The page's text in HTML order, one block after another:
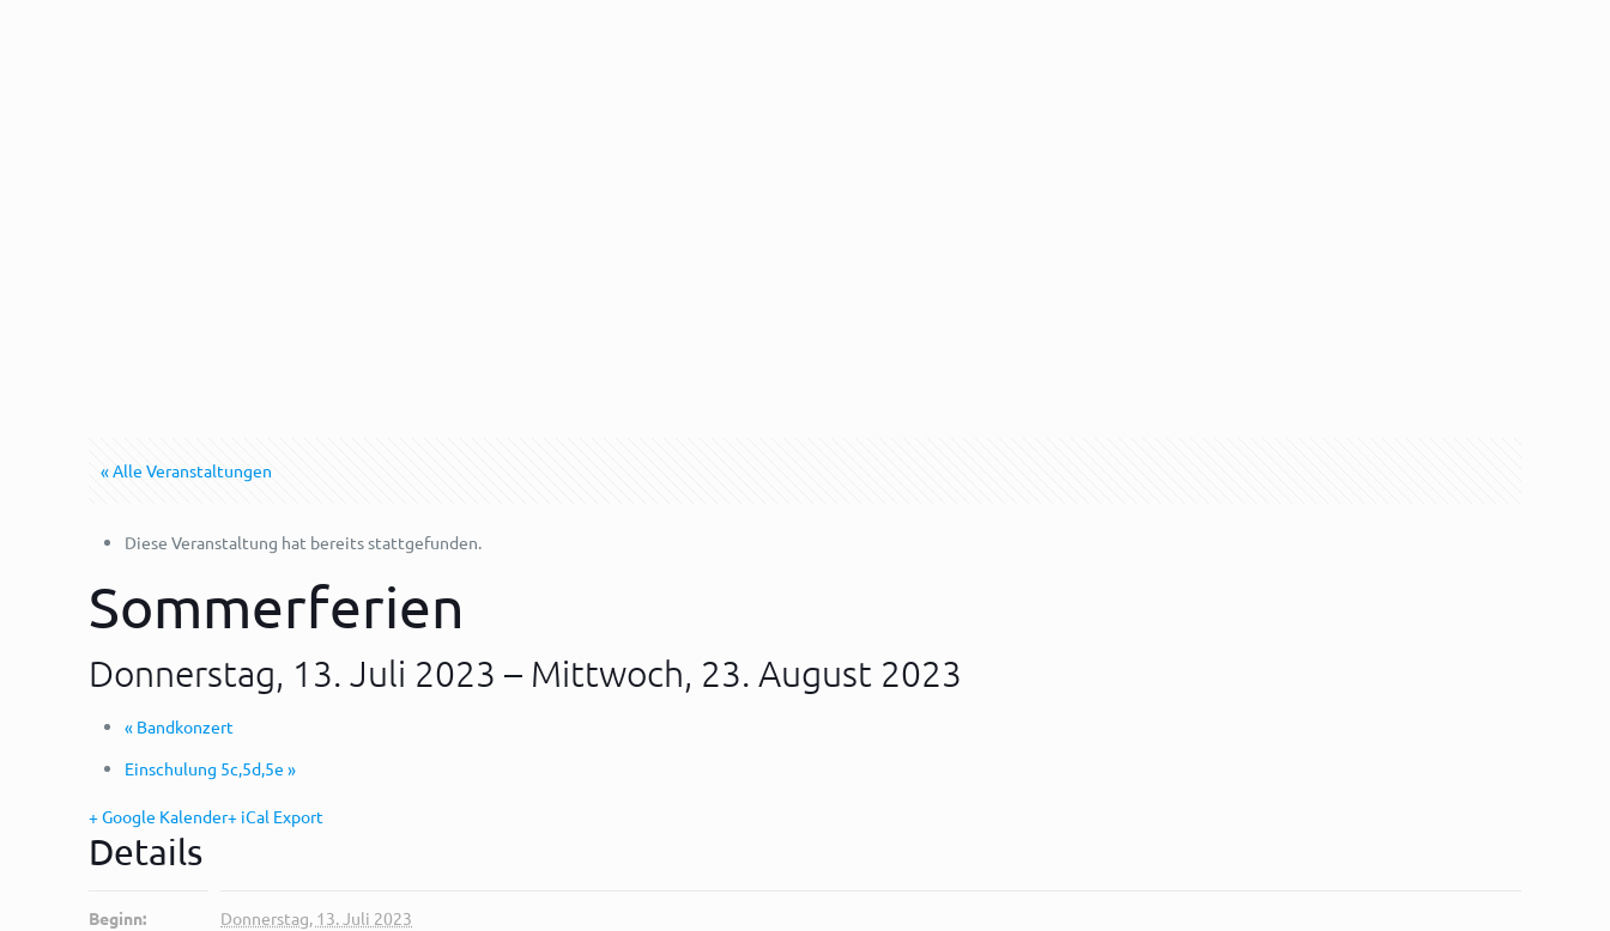
« Alle Veranstaltungen
Diese Veranstaltung hat bereits stattgefunden.
Sommerferien
Donnerstag, 13. Juli 2023 – Mittwoch, 23. August 2023
« Bandkonzert
Einschulung 5c,5d,5e»
+ Google Kalender+ iCal Export
Details
Beginn: Donnerstag, 13. Juli 2023